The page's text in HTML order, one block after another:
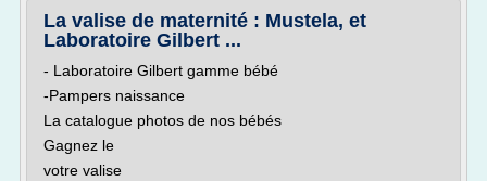
La valise de maternité : Mustela, et
Laboratoire Gilbert ...
- Laboratoire Gilbert gamme bébé
-Pampers naissance
La catalogue photos de nos bébés
Gagnez le
votre valise